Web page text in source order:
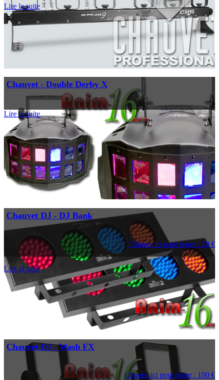
Lire la suite
Chauvet - Double Derby X
Lire la suite
Chauvet DJ - DJ Bank
Cliquez ici pour louer : 20 €
Lire la suite
Chauvet DJ - Wash FX
Cliquez ici pour louer : 100 €